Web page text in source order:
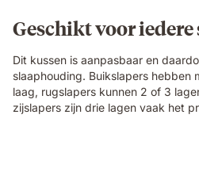
Geschikt voor iedere
Dit kussen is aanpasbaar en
slaaphouding. Buikslapers hebben
laag, rugslapers kunnen 2 of 3
zijslapers zijn drie lagen vaak het